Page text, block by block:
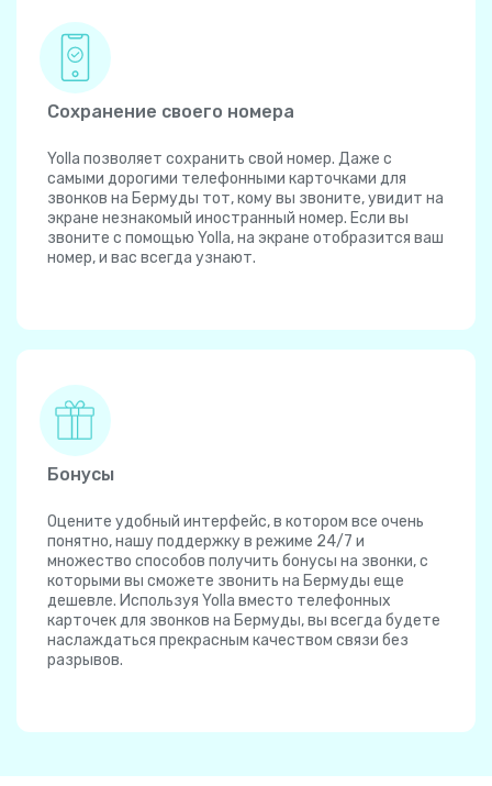
Сохранение своего номера
Yolla позволяет сохранить свой номер. Даже с
самыми дорогими телефонными карточками для
звонков на Бермуды тот, кому вы звоните, увидит на
экране незнакомый иностранный номер. Если вы
звоните с помощью Yolla, на экране отобразится ваш
номер, и вас всегда узнают.
Бонусы
Оцените удобный интерфейс, в котором все очень
понятно, нашу поддержку в режиме 24/7 и
множество способов получить бонусы на звонки, с
которыми вы сможете звонить на Бермуды еще
дешевле. Используя Yolla вместо телефонных
карточек для звонков на Бермуды, вы всегда будете
наслаждаться прекрасным качеством связи без
разрывов.